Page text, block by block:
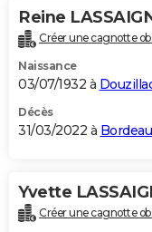
Reine
Créer une cagnotte
Naissance
03/07/1932 à
Décès
31/03/2022 à
Yvette
Créer une cagnotte